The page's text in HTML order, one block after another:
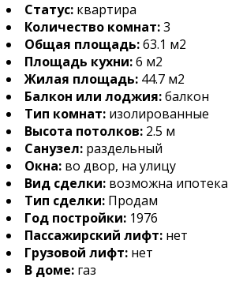
Статус: квартира
Количество комнат:3
Общая площадь:63.1 м2
Площадь кухни:6 м2
Жилая площадь: 44.7 м2
Балкон или лоджия:балкон
Тип комнат: изолированные
Высота потолков: 2.5 м
Санузел: раздельный
Окна: во двор, на улицу
Вид сделки: возможна ипотека
Тип сделки: Продам
Год постройки: 1976
Пассажирский лифт: нет
Грузовой лифт: нет
В доме: газ